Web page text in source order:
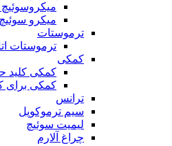
میکروسوئیچ
میکرو
ترموستات
ترموستات
کمکی
کمکی کلید
کمکی برای
ترانس
سیم ترموکوپل
لیمیت سوئیچ
چراغ آلارم